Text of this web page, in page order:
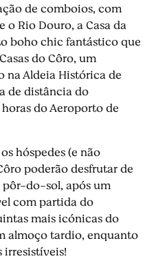
de comboios, com
Rio Douro, a Casa da
boho chic fantástico que
do Côro, um
Aldeia Histórica de
de distância do
do Aeroporto de
hóspedes (e não
poderão desfrutar de
do-sol, após um
com partida do
mais icónicas do
almoço tardio, enquanto
irresistíveis!